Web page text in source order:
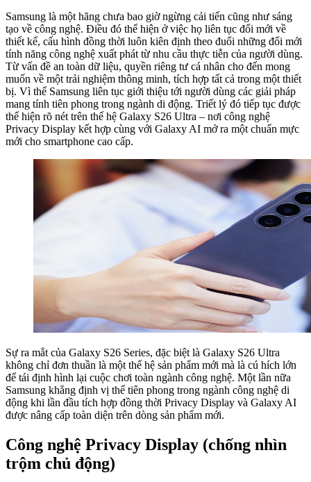
Samsung là một hãng chưa bao giờ ngừng cải tiến cũng như sáng
tạo về công nghệ. Điều đó thể hiện ở việc họ liên tục đổi mới về
thiết kế, cấu hình đồng thời luôn kiên định theo đuổi những đổi mới
tính năng công nghệ xuất phát từ nhu cầu thực tiễn của người dùng.
Từ vấn đề an toàn dữ liệu, quyền riêng tư cá nhân cho đến mong
muốn về một trải nghiệm thông minh, tích hợp tất cả trong một thiết
bị. Vì thế Samsung liên tục giới thiệu tới người dùng các giải pháp
mang tính tiên phong trong ngành di động. Triết lý đó tiếp tục được
thể hiện rõ nét trên thế hệ Galaxy S26 Ultra – nơi công nghệ
Privacy Display kết hợp cùng với Galaxy AI mở ra một chuẩn mực
mới cho smartphone cao cấp.
Sự ra mắt của Galaxy S26 Series, đặc biệt là Galaxy S26 Ultra
không chỉ đơn thuần là một thế hệ sản phẩm mới mà là cú hích lớn
để tái định hình lại cuộc chơi toàn ngành công nghệ. Một lần nữa
Samsung khẳng định vị thế tiên phong trong ngành công nghệ di
động khi lần đầu tích hợp đồng thời Privacy Display và Galaxy AI
được nâng cấp toàn diện trên dòng sản phẩm mới.
Công nghệ Privacy Display (chống nhìn
trộm chủ động)